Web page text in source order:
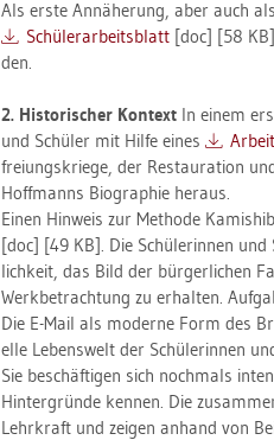
Als erste An­nä­he­rung, aber auch
Schü­ler­ar­beits­blatt[doc] [58
den.
2. His­to­ri­scher Kon­text In einem
und Schü­ler mit Hilfe eines
frei­ungs­krie­ge, der Re­stau­ra­ti­on
Hoff­manns Bio­gra­phie her­aus.
Einen Hin­weis zur Me­tho­de
[doc] [49 KB]. Die Schü­le­rin­nen
lich­keit, das Bild der bür­ger­li­chen
Werk­be­trach­tung zu er­hal­ten.
Die E-Mail als mo­der­ne Form des
el­le Le­bens­welt der Schü­le­rin­nen
Sie be­schäf­ti­gen sich noch­mals
Hin­ter­grün­de ken­nen. Die
Lehr­kraft und zei­gen an­hand von